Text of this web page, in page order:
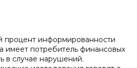
процент информированности
имеет потребитель финансовых
в случае нарушений.